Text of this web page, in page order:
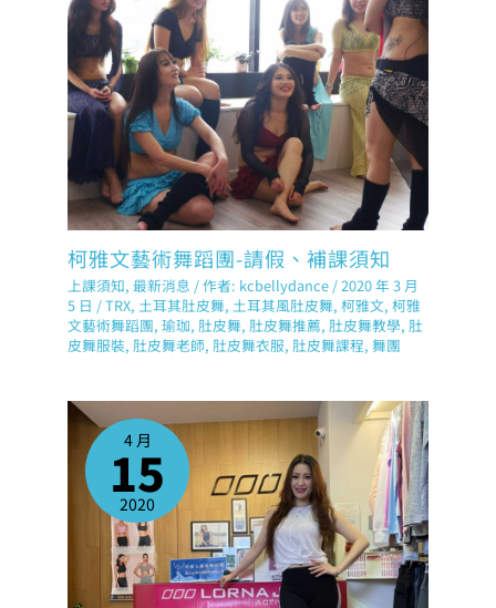
柯雅文藝術舞蹈團-請假、補課須知
上課須知,最新消息 / 作者: kcbellydance /2020 年 3 月
5 日 /TRX, 土耳其肚皮舞, 土耳其風肚皮舞,柯雅文,柯雅
文藝術舞蹈團,瑜珈, 肚皮舞, 肚皮舞推薦, 肚皮舞教學, 肚
皮舞服裝, 肚皮舞老師, 肚皮舞衣服, 肚皮舞課程,舞團
4 月
15
2020